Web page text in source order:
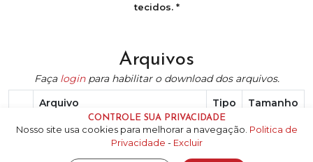
CONTROLE SUA PRIVACIDADE
Nosso site usa cookies para melhorar a navegação. Politica de
Privacidade - Excluir
tecidos. *
Arquivos
Faça loginpara habilitar o download dos arquivos.
Arquivo
Tipo Tamanho
Bloco 3d skp - Texturas ZIP 5.65M